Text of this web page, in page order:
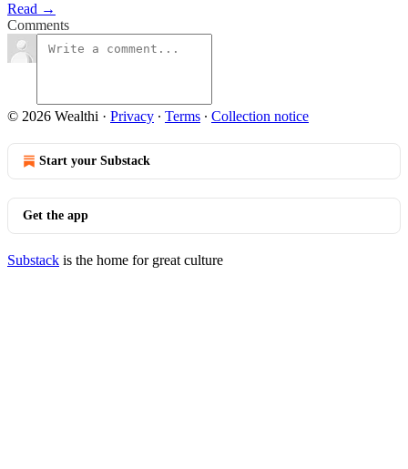
Read →
Comments
© 2026 Wealthi · Privacy ∙ Terms ∙ Collection notice
Start your Substack
Get the app
Substack is the home for great culture